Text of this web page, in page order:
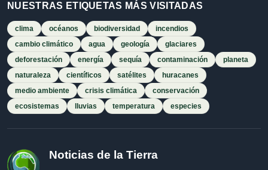
NUESTRAS ETIQUETAS MÁS VISITADAS
clima océanos biodiversidad
incendios
cambio climático
agua geología
glaciares
deforestación
energía sequía contaminación
planeta
naturaleza
científicos satélites
huracanes
medio ambiente
crisis climática
conservación
ecosistemas
lluvias temperatura especies
Noticias de la Tierra